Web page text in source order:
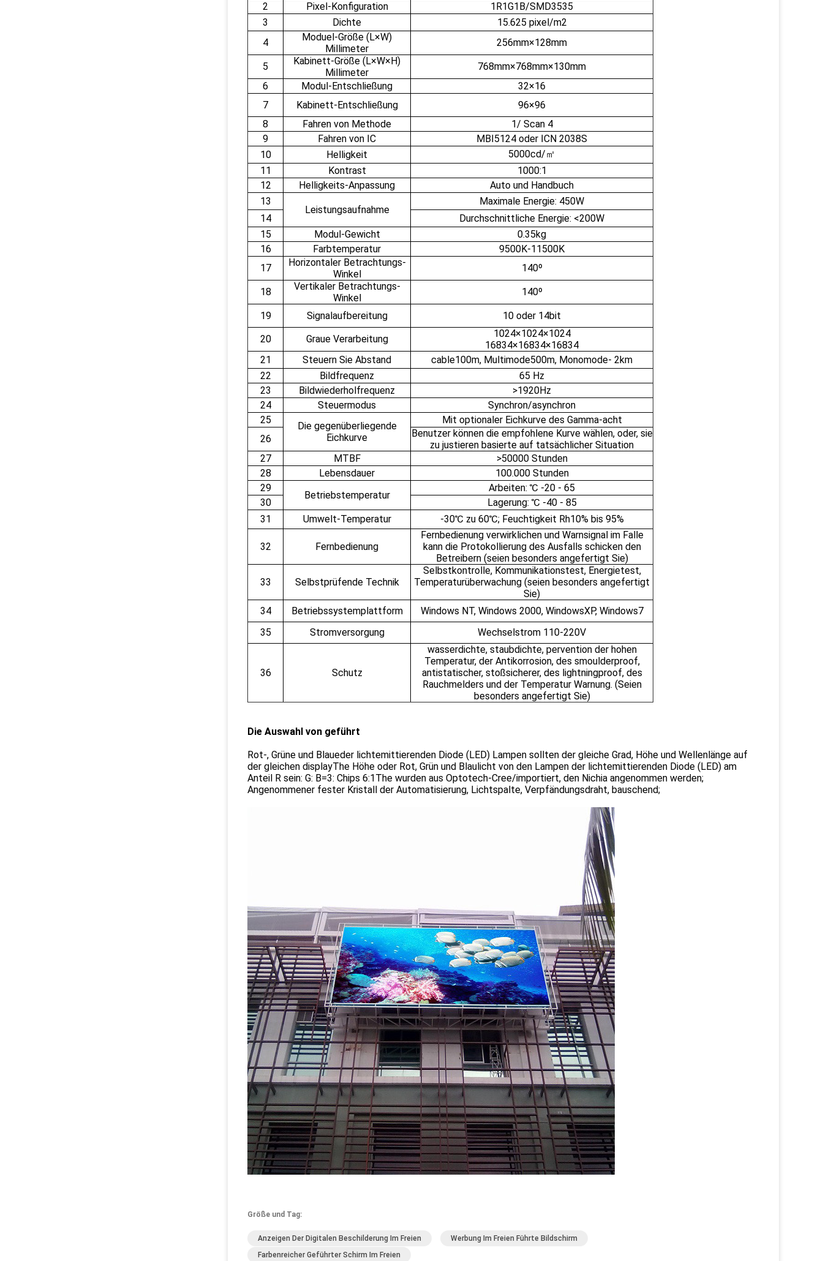
2
Pixel-Konfiguration
1R1G1B/SMD3535
3
Dichte
15.625 pixel/m2
4
Moduel-Größe (L×W)
Millimeter
256mm×128mm
5
Kabinett-Größe (L×W×H)
Millimeter
768mm×768mm×130mm
6
Modul-Entschließung
32×16
7
Kabinett-Entschließung
96×96
8
Fahren von Methode
1/ Scan 4
9
Fahren von IC
MBI5124 oder ICN 2038S
10
Helligkeit
5000cd/㎡
11
Kontrast
1000:1
12
Helligkeits-Anpassung
Auto und Handbuch
13
Leistungsaufnahme
Maximale Energie: 450W
14
Durchschnittliche Energie: <200W
15
Modul-Gewicht
0.35kg
16
Farbtemperatur
9500K-11500K
17
Horizontaler Betrachtungs-
Winkel
140º
18
Vertikaler Betrachtungs-
Winkel
140º
19 Signalaufbereitung
10 oder 14bit
20
Graue Verarbeitung
1024×1024×1024
16834×16834×16834
21
Steuern Sie Abstand
cable100m, Multimode500m, Monomode- 2km
22
Bildfrequenz
65 Hz
23
Bildwiederholfrequenz
>1920Hz
24
Steuermodus
Synchron/asynchron
25
Die gegenüberliegende
Eichkurve
Mit optionaler Eichkurve des Gamma-acht
26
Benutzer können die empfohlene Kurve wählen, oder, sie
zu justieren basierte auf tatsächlicher Situation
27
MTBF
>50000 Stunden
28
Lebensdauer
100.000 Stunden
29
Betriebstemperatur
Arbeiten: ℃ -20 - 65
30
Lagerung: ℃ -40 - 85
31
Umwelt-Temperatur -30℃ zu 60℃; Feuchtigkeit Rh10% bis 95%
32 Fernbedienung
Fernbedienung verwirklichen und Warnsignal im Falle
kann die Protokollierung des Ausfalls schicken den
Betreibern (seien besonders angefertigt Sie)
33 Selbstprüfende Technik
Selbstkontrolle, Kommunikationstest, Energietest,
Temperaturüberwachung (seien besonders angefertigt
Sie)
34
Betriebssystemplattform
Windows NT, Windows 2000, WindowsXP, Windows7
35
Stromversorgung Wechselstrom 110-220V
36 Schutz
wasserdichte, staubdichte, pervention der hohen
Temperatur, der Antikorrosion, des smoulderproof,
antistatischer, stoßsicherer, des lightningproof, des
Rauchmelders und der Temperatur Warnung. (Seien
besonders angefertigt Sie)
Die Auswahl von geführt
Rot-, Grüne und Blaueder lichtemittierenden Diode (LED) Lampen sollten der gleiche Grad, Höhe und Wellenlänge auf
der gleichen displayThe Höhe oder Rot, Grün und Blaulicht von den Lampen der lichtemittierenden Diode (LED) am
Anteil R sein: G: B=3: Chips 6:1The wurden aus Optotech-Cree/importiert, den Nichia angenommen werden;
Angenommener fester Kristall der Automatisierung, Lichtspalte, Verpfändungsdraht, bauschend;
Größe und Tag:
Anzeigen Der Digitalen Beschilderung Im Freien
Werbung Im Freien Führte Bildschirm
Farbenreicher Geführter Schirm Im Freien